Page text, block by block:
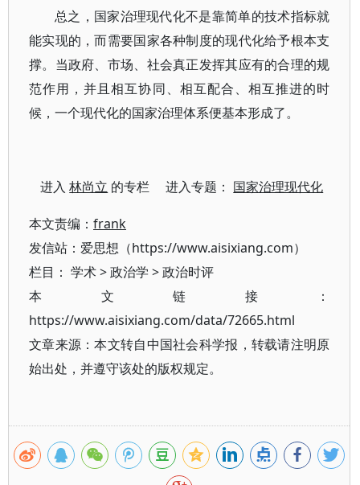
总之，国家治理现代化不是靠简单的技术指标就
能实现的，而需要国家各种制度的现代化给予根本支
撑。当政府、市场、社会真正发挥其应有的合理的规
范作用，并且相互协同、相互配合、相互推进的时
候，一个现代化的国家治理体系便基本形成了。
进入林尚立 的专栏 进入专题： 国家治理现代化
本文责编： frank
发信站：爱思想（https://www.aisixiang.com）
栏目： 学术>政治学 >政治时评
本文链接：
https://www.aisixiang.com/data/72665.html
文章来源：本文转自中国社会科学报，转载请注明原
始出处，并遵守该处的版权规定。